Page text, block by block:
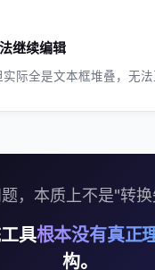
继续编辑
际全是文本框堆叠，无
，本质上不是"转换
具根本没有真正
构。